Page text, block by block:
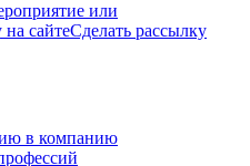
или
на сайтеСделать рассылку
в компанию